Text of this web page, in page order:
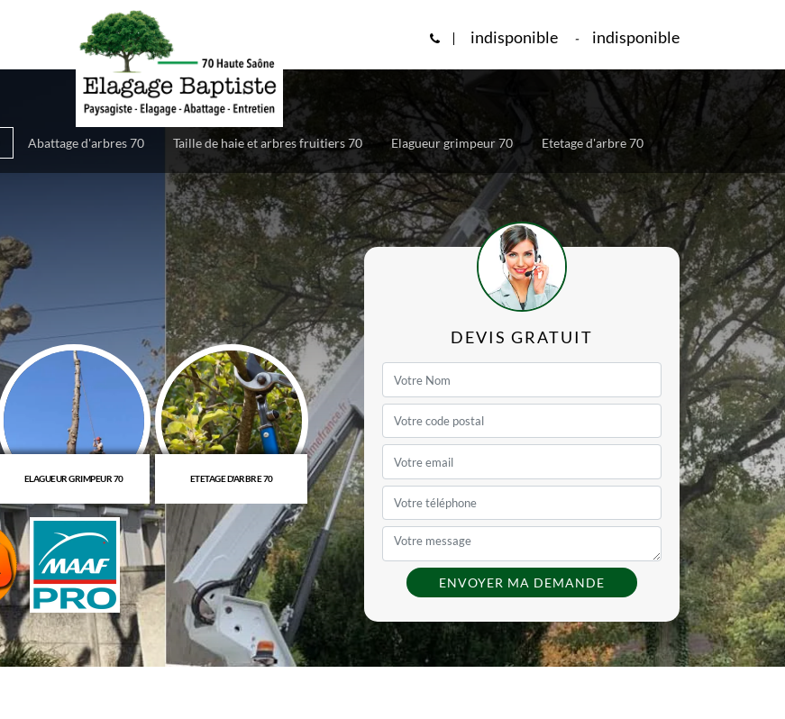
indisponible - indisponible
Abattage d'arbres 70 Taille de haie et arbres fruitiers 70 Elagueur grimpeur 70 Etetage d'arbre 70
ELAGUEUR GRIMPEUR 70 ETETAGE D'ARBRE 70 TAILLE D'ARBRES 70 ABATTAGE D'ARBRES 70
TAILLE DE HAIE ET ARBRES
FRUITIERS 70
DEVIS GRATUIT